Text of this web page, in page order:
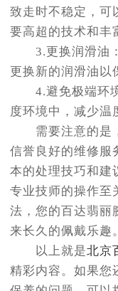
致走时不稳定，可
要高超的技术和丰
3.更换润滑油：
更换新的润滑油以
4.避免极端环境
度环境中，减少温
需要注意的是，
信誉良好的维修服
本的处理技巧和建
专业技师的操作至
法，您的百达翡丽
来长久的佩戴乐趣。
以上就是北京
精彩内容。如果您